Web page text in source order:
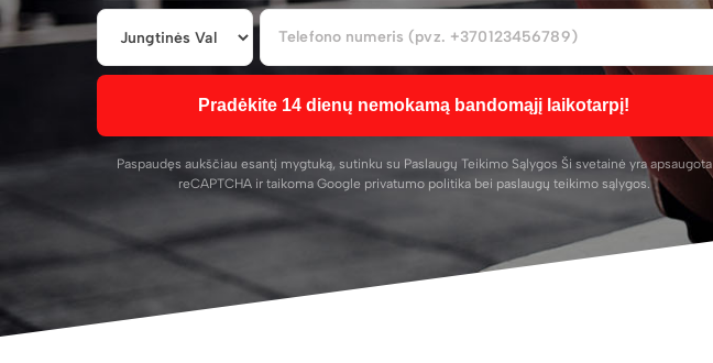
Pradėkite 14 dienų nemokamą bandomąjį laikotarpį!
Paspaudęs aukščiau esantį mygtuką, sutinku su Paslaugų Teikimo Sąlygos Ši svetainė yra apsaugota
reCAPTCHA ir taikoma Google privatumo politikabei paslaugų teikimo sąlygos.